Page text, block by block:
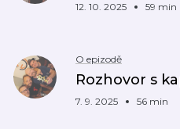
12. 10. 2025 59 min
O epizodě
Rozhovor s
7. 9. 2025 56 min